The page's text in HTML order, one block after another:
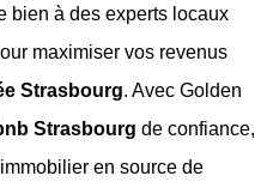
bien à des experts locaux
maximiser vos revenus
Strasbourg. Avec Golden
Strasbourg de confiance,
en source de